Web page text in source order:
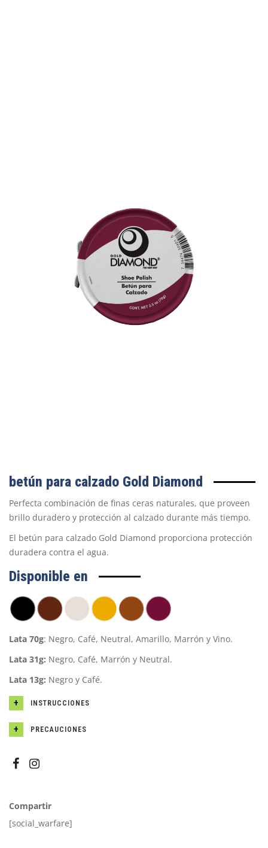
betún para calzado Gold Diamond
Perfecta combinación de finas ceras naturales, que proveen
brillo duradero y protección al calzado durante más tiempo.
El betún para calzado Gold Diamond proporciona protección
duradera contra el agua.
Disponible en
Lata 70g: Negro, Café, Neutral, Amarillo, Marrón y Vino.
Lata 31g: Negro, Café, Marrón y Neutral.
Lata 13g: Negro y Café.
INSTRUCCIONES
PRECAUCIONES
Compartir
[social_warfare]